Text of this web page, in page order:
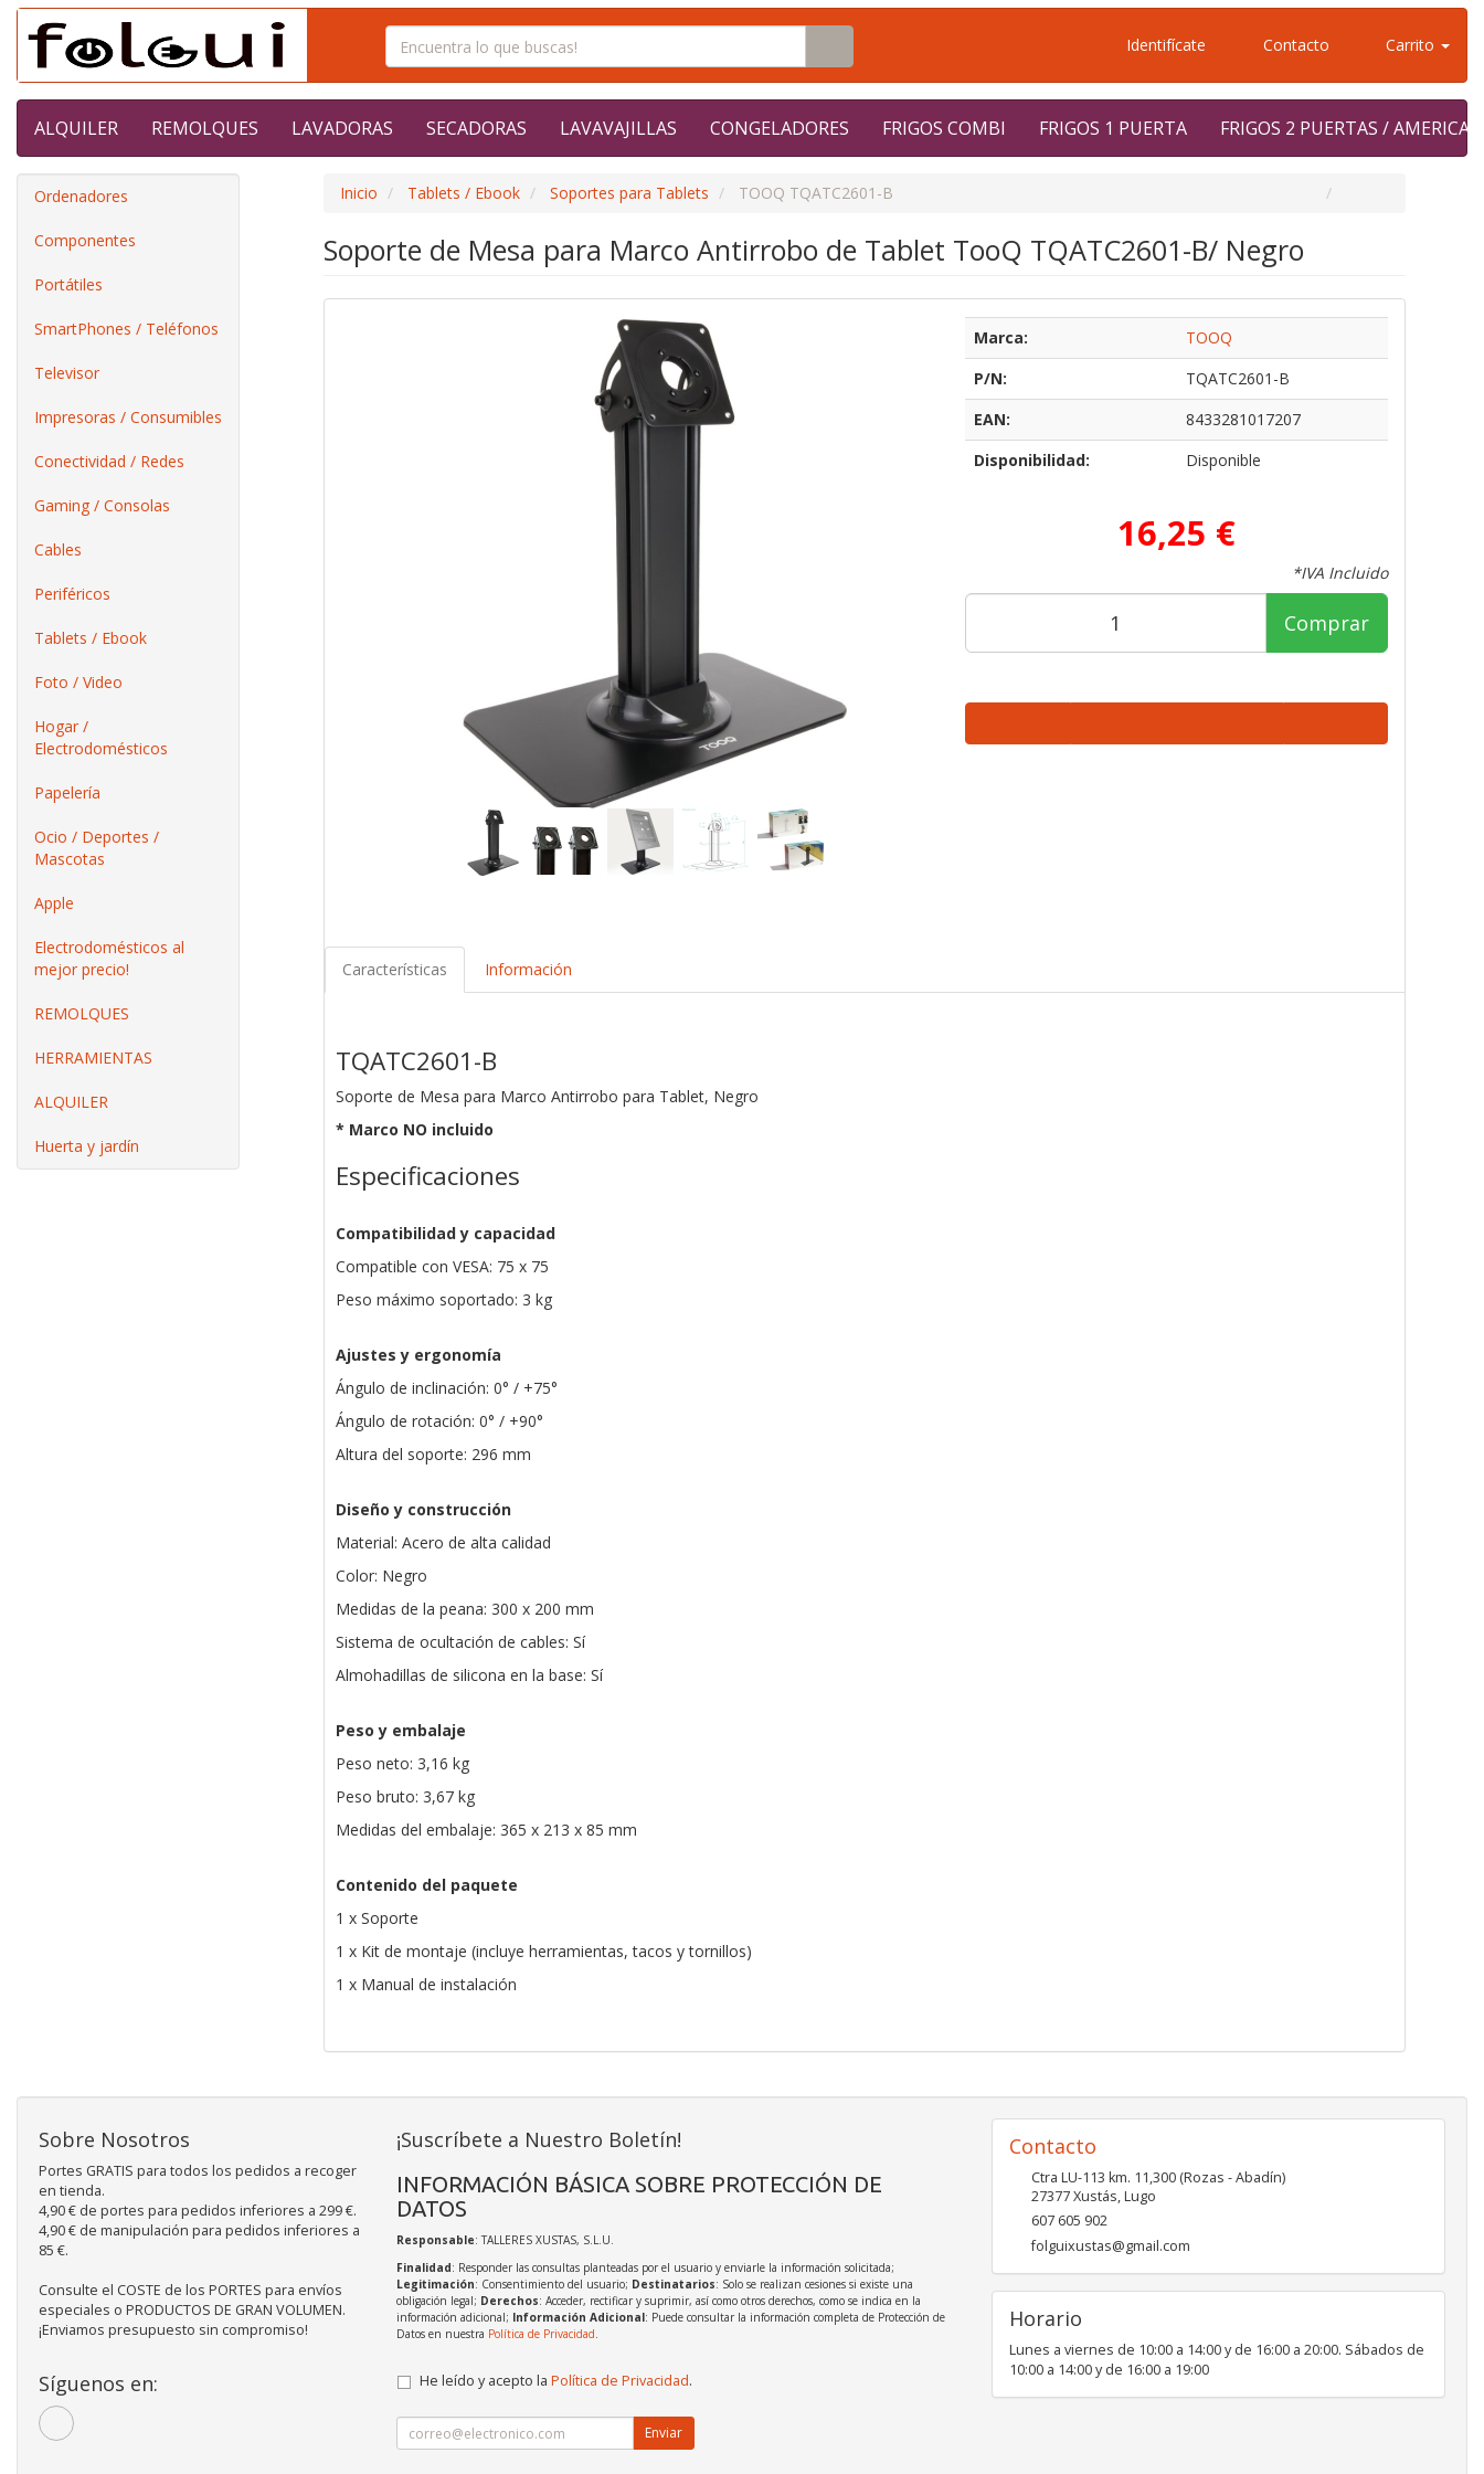
Identifícate Contacto Carrito
ALQUILER REMOLQUES LAVADORAS SECADORAS LAVAVAJILLAS CONGELADORES FRIGOS COMBI FRIGOS 1 PUERTA FRIGOS 2 PUERTAS /
Ordenadores
Componentes
Portátiles
SmartPhones / Teléfonos
Televisor
Impresoras / Consumibles
Conectividad / Redes
Gaming / Consolas
Cables
Periféricos
Tablets / Ebook
Foto / Video
Hogar /
Electrodomésticos
Papelería
Ocio / Deportes /
Mascotas
Apple
Electrodomésticos al
mejor precio!
REMOLQUES
HERRAMIENTAS
ALQUILER
Huerta y jardín
Inicio Tablets / Ebook Soportes para Tablets TOOQ TQATC2601-B
Soporte de Mesa para Marco Antirrobo de Tablet TooQ TQATC2601-B/ Negro
Marca:
TOOQ
P/N:
TQATC2601-B
EAN:
8433281017207
Disponibilidad:
Disponible
16,25 €
*IVA Incluido
Comprar
Características Información
TQATC2601-B
Soporte de Mesa para Marco Antirrobo para Tablet, Negro
* Marco NO incluido
Especificaciones
Compatibilidad y capacidad
Compatible con VESA: 75 x 75
Peso máximo soportado: 3 kg
Ajustes y ergonomía
Ángulo de inclinación: 0° / +75°
Ángulo de rotación: 0° / +90°
Altura del soporte: 296 mm
Diseño y construcción
Material: Acero de alta calidad
Color: Negro
Medidas de la peana: 300 x 200 mm
Sistema de ocultación de cables: Sí
Almohadillas de silicona en la base: Sí
Peso y embalaje
Peso neto: 3,16 kg
Peso bruto: 3,67 kg
Medidas del embalaje: 365 x 213 x 85 mm
Contenido del paquete
1 x Soporte
1 x Kit de montaje (incluye herramientas, tacos y tornillos)
1 x Manual de instalación
Sobre Nosotros
Portes GRATIS para todos los pedidos a recoger
en tienda.
4,90 € de portes para pedidos inferiores a 299 €.
4,90 € de manipulación para pedidos inferiores a
85 €.
Consulte el COSTE de los PORTES para envíos
especiales o PRODUCTOS DE GRAN VOLUMEN.
¡Enviamos presupuesto sin compromiso!
Síguenos en:
¡Suscríbete a Nuestro Boletín!
INFORMACIÓN BÁSICA SOBRE PROTECCIÓN DE
DATOS
Responsable: TALLERES XUSTAS, S.L.U.
Finalidad: Responder las consultas planteadas por el usuario y enviarle la información solicitada;
Legitimación: Consentimiento del usuario; Destinatarios: Solo se realizan cesiones si existe una
obligación legal; Derechos: Acceder, rectificar y suprimir, así como otros derechos, como se indica en la
información adicional; Información Adicional: Puede consultar la información completa de Protección de
Datos en nuestra Política de Privacidad.
He leído y acepto la Política de Privacidad.
Enviar
Contacto
Ctra LU-113 km. 11,300 (Rozas - Abadín)
27377Xustás,Lugo
607 605 902
folguixustas@gmail.com
Horario
Lunes a viernes de 10:00 a 14:00 y de 16:00 a 20:00. Sábados de
10:00 a 14:00 y de 16:00 a 19:00